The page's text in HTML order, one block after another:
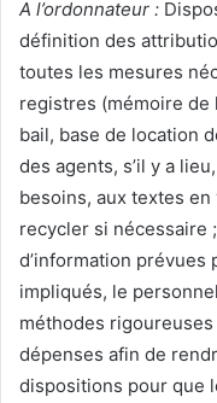
A l’ordonnateur :
définition des
toutes les mesures
registres (mémoire
bail, base de location
des agents, s’il y a
besoins, aux textes
recycler si nécessaire
d’information
impliqués, le
méthodes
dépenses afin de
dispositions pour que